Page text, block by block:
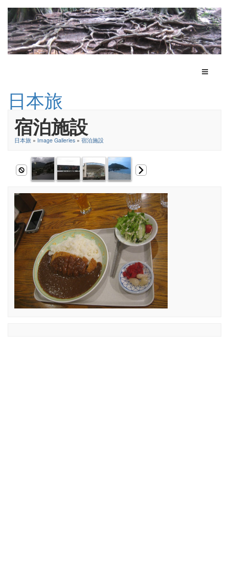
Toggle
日本旅
宿泊施設
日本旅 » Image Galleries » 宿泊施設